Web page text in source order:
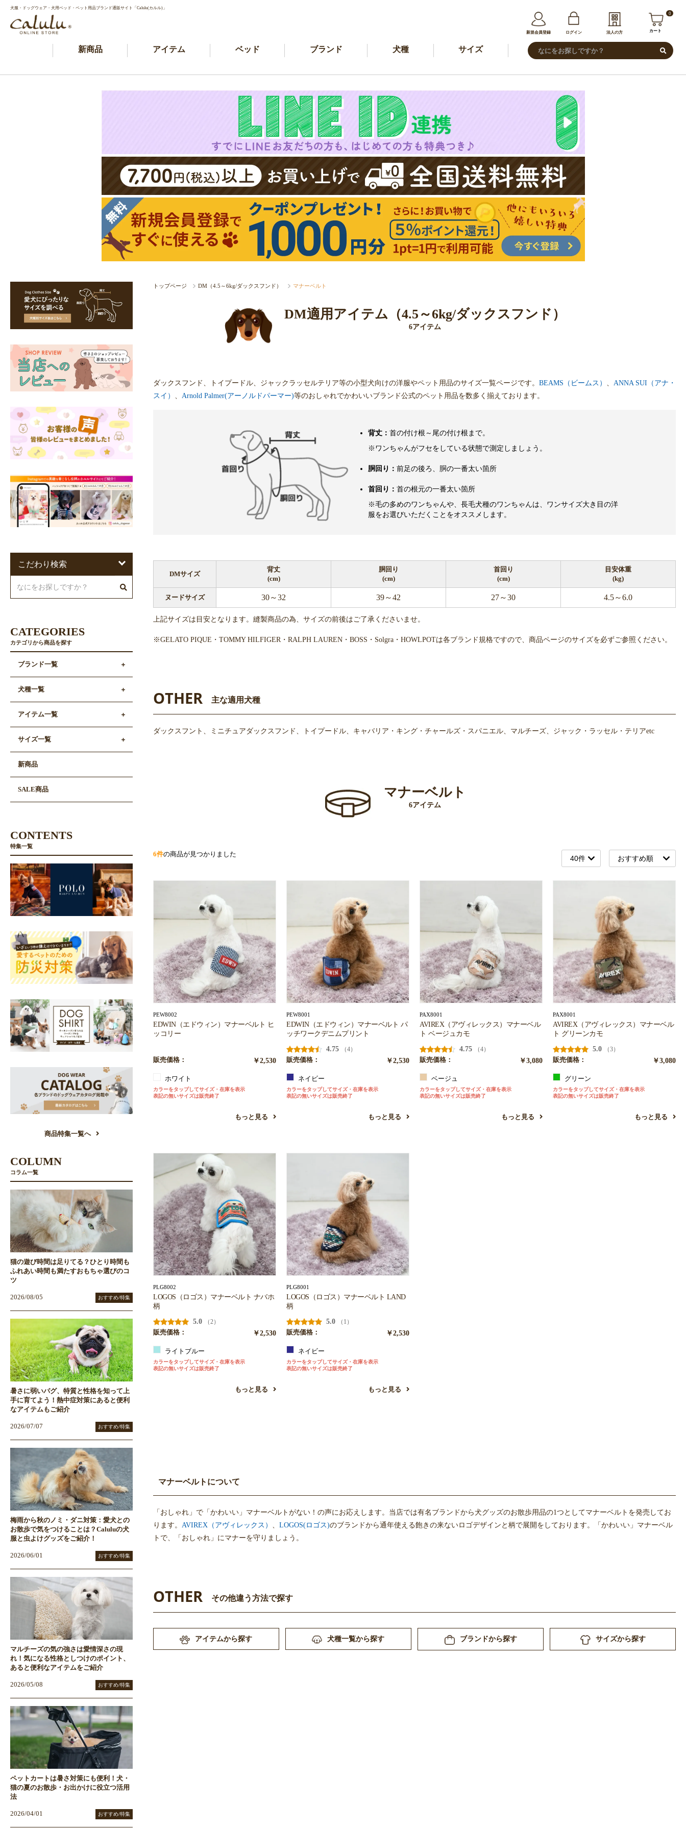
犬服・ドッグウェア・犬用ベッド・ペット用品ブランド通販サイト「Calulu(カルル)」
新規会員登録 ログイン 法人の方
0
カート
新商品 アイテム ベッド ブランド 犬種 サイズ
トップページ DM（4.5～6kg/ダックスフンド） マナーベルト
DM適用アイテム（4.5～6kg/ダックスフンド）
6アイテム
ダックスフンド、トイプードル、ジャックラッセルテリア等の小型犬向けの洋服やペット用品のサイズ一覧ページです。 BEAMS（ビームス） 、 ANNA SUI（アナ・
スイ） 、 Arnold Palmer(アーノルドパーマー)等のおしゃれでかわいいブランド公式のペット用品を数多く揃えております。
背丈： 首の付け根～尾の付け根まで。
※ワンちゃんがフセをしている状態で測定しましょう。
胴回り： 前足の後ろ、胴の一番太い箇所
首回り： 首の根元の一番太い箇所
※毛の多めのワンちゃんや、長毛犬種のワンちゃんは、ワンサイズ大き目の洋
服をお選びいただくことをオススメします。
DMサイズ
背丈
(cm)
胴回り
(cm)
首回り
(cm)
目安体重
(kg)
ヌードサイズ 30～32 39～42 27～30 4.5～6.0
上記サイズは目安となります。縫製商品の為、サイズの前後はご了承くださいませ。
※GELATO PIQUE・TOMMY HILFIGER・RALPH LAUREN・BOSS・Solgra・HOWLPOTは各ブランド規格ですので、商品ページのサイズを必ずご参照ください。
OTHER 主な適用犬種
ダックスフント、ミニチュアダックスフンド、トイプードル、キャバリア・キング・チャールズ・スパニエル、マルチーズ、ジャック・ラッセル・テリアetc
マナーベルト
6アイテム
6件の商品が見つかりました
PEW8002
EDWIN（エドウィン）マナーベルト ヒ
ッコリー
販売価格： ￥2,530
ホワイト
カラーをタップしてサイズ・在庫を表示
表記の無いサイズは販売終了
もっと見る
PEW8001
EDWIN（エドウィン）マナーベルト パ
ッチワークデニムプリント
4.75
（4）
販売価格：
￥2,530
ネイビー
カラーをタップしてサイズ・在庫を表示
表記の無いサイズは販売終了
もっと見る
PAX8001
AVIREX（アヴィレックス）マナーベル
ト ベージュカモ
4.75
（4）
販売価格：
￥3,080
ベージュ
カラーをタップしてサイズ・在庫を表示
表記の無いサイズは販売終了
もっと見る
PAX8001
AVIREX（アヴィレックス）マナーベル
ト グリーンカモ
5.0
（3）
販売価格：
￥3,080
グリーン
カラーをタップしてサイズ・在庫を表示
表記の無いサイズは販売終了
もっと見る
PLG8002
LOGOS（ロゴス）マナーベルト ナバホ
柄
5.0
（2）
販売価格：
￥2,530
ライトブルー
カラーをタップしてサイズ・在庫を表示
表記の無いサイズは販売終了
もっと見る
PLG8001
LOGOS（ロゴス）マナーベルト LAND
柄
5.0
（1）
販売価格：
￥2,530
ネイビー
カラーをタップしてサイズ・在庫を表示
表記の無いサイズは販売終了
もっと見る
お買い物を続ける カートへ進む
マナーベルトについて
「おしゃれ」で「かわいい」マナーベルトがない！の声にお応えします。当店では有名ブランドから犬グッズのお散歩用品の1つとしてマナーベルトを発売してお
ります。 AVIREX（アヴィレックス） 、 LOGOS(ロゴス)のブランドから通年使える飽きの来ないロゴデザインと柄で展開をしております。「かわいい」マナーベル
トで、「おしゃれ」にマナーを守りましょう。
OTHER その他違う方法で探す
アイテムから探す 犬種一覧から探す ブランドから探す サイズから探す
こだわり検索
CATEGORIES
カテゴリから商品を探す
ブランド一覧
犬種一覧
アイテム一覧
サイズ一覧
新商品
SALE商品
CONTENTS
特集一覧
商品特集一覧へ
COLUMN
コラム一覧
猫の遊び時間は足りてる？ひとり時間も
ふれあい時間も満たすおもちゃ選びのコ
ツ
2026/08/05 おすすめ/特集
暑さに弱いパグ、特質と性格を知って上
手に育てよう！熱中症対策にあると便利
なアイテムもご紹介
2026/07/07 おすすめ/特集
梅雨から秋のノミ・ダニ対策：愛犬との
お散歩で気をつけることは？Caluluの犬
服と虫よけグッズをご紹介！
2026/06/01 おすすめ/特集
マルチーズの気の強さは愛情深さの現
れ！気になる性格としつけのポイント、
あると便利なアイテムをご紹介
2026/05/08 おすすめ/特集
ペットカートは暑さ対策にも便利！犬・
猫の夏のお散歩・お出かけに役立つ活用
法
2026/04/01 おすすめ/特集